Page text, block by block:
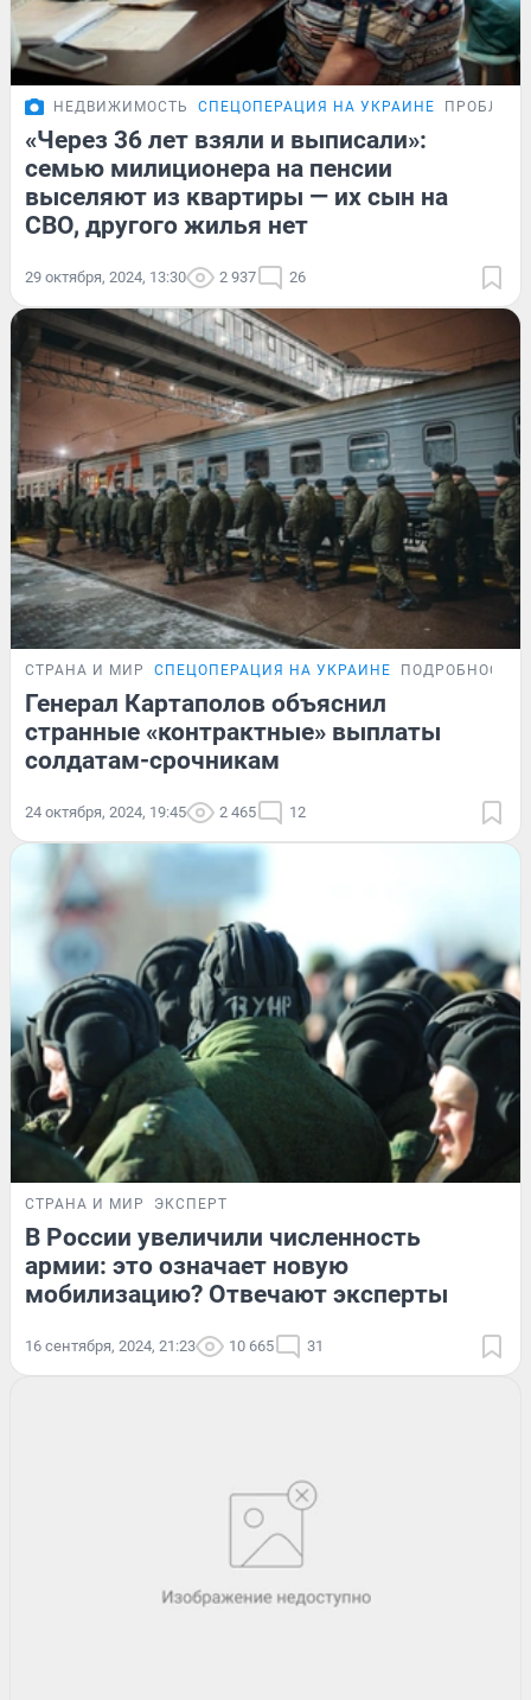
НЕДВИЖИМОСТЬ СПЕЦОПЕРАЦИЯ НА УКРАИНЕ ПРОБЛЕМА
«Через 36 лет взяли и выписали»:
семью милиционера на пенсии
выселяют из квартиры — их сын на
СВО, другого жилья нет
29 октября, 2024, 13:30 2 937 26
СТРАНА И МИР СПЕЦОПЕРАЦИЯ НА УКРАИНЕ ПОДРОБНОСТИ
Генерал Картаполов объяснил
странные «контрактные» выплаты
солдатам-срочникам
24 октября, 2024, 19:45 2 465 12
СТРАНА И МИР ЭКСПЕРТ
В России увеличили численность
армии: это означает новую
мобилизацию? Отвечают эксперты
16 сентября, 2024, 21:23 10 665 31